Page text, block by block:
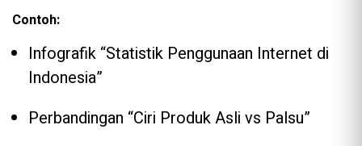
Contoh:
Infografik “Statistik Penggunaan Internet di
Indonesia”
Perbandingan “Ciri Produk Asli vs Palsu”